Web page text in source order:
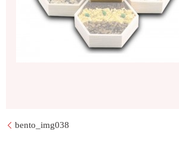
bento_img038